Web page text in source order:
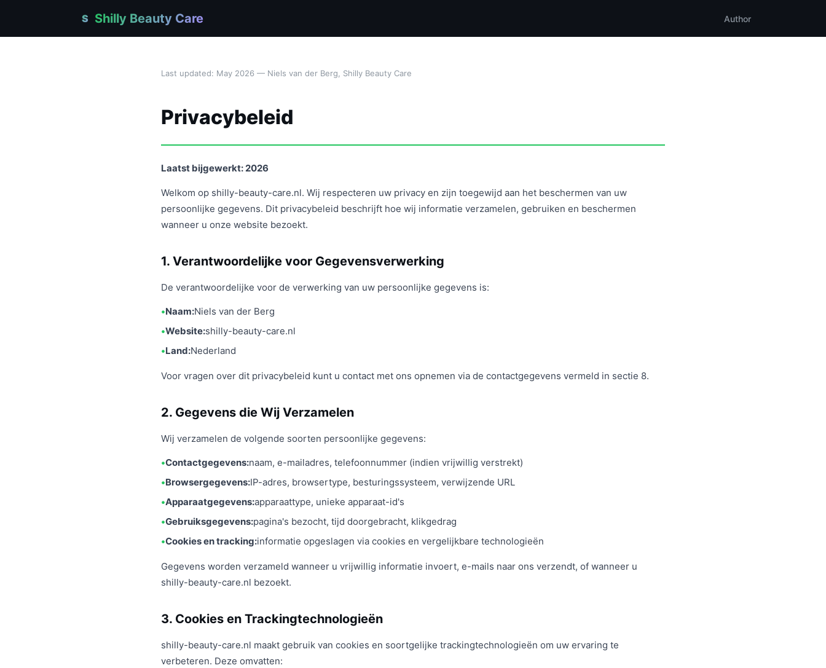
S Shilly Beauty Care Author
Last updated: May 2026 — Niels van der Berg, Shilly Beauty Care
Privacybeleid
Laatst bijgewerkt: 2026
Welkom op shilly-beauty-care.nl. Wij respecteren uw privacy en zijn toegewijd aan het beschermen van uw
persoonlijke gegevens. Dit privacybeleid beschrijft hoe wij informatie verzamelen, gebruiken en beschermen
wanneer u onze website bezoekt.
1. Verantwoordelijke voor Gegevensverwerking
De verantwoordelijke voor de verwerking van uw persoonlijke gegevens is:
Naam:Niels van der Berg
Website:shilly-beauty-care.nl
Land:Nederland
Voor vragen over dit privacybeleid kunt u contact met ons opnemen via de contactgegevens vermeld in sectie 8.
2. Gegevens die Wij Verzamelen
Wij verzamelen de volgende soorten persoonlijke gegevens:
Contactgegevens:naam, e-mailadres, telefoonnummer (indien vrijwillig verstrekt)
Browsergegevens:IP-adres, browsertype, besturingssysteem, verwijzende URL
Apparaatgegevens:apparaattype, unieke apparaat-id's
Gebruiksgegevens:pagina's bezocht, tijd doorgebracht, klikgedrag
Cookies en tracking:informatie opgeslagen via cookies en vergelijkbare technologieën
Gegevens worden verzameld wanneer u vrijwillig informatie invoert, e-mails naar ons verzendt, of wanneer u
shilly-beauty-care.nl bezoekt.
3. Cookies en Trackingtechnologieën
shilly-beauty-care.nl maakt gebruik van cookies en soortgelijke trackingtechnologieën om uw ervaring te
verbeteren. Deze omvatten: